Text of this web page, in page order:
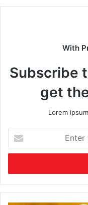
With
Subscribe
get
Lorem
your
Email